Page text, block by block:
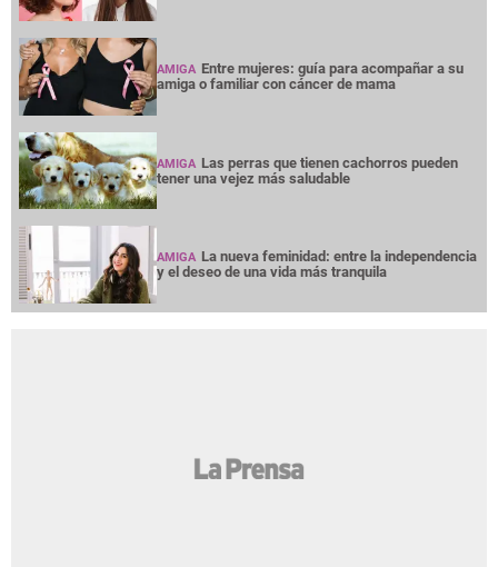
AMIGA Entre mujeres: guía para acompañar a su
amiga o familiar con cáncer de mama
AMIGA Las perras que tienen cachorros pueden
tener una vejez más saludable
AMIGA La nueva feminidad: entre la independencia
y el deseo de una vida más tranquila